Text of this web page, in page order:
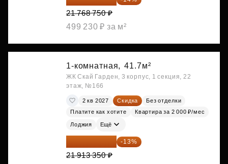
21 768 750 ₽
499 230 ₽ за м²
1-комнатная, 41.7м²
ЖК Скай Гарден, 3 корпус, 1 секция, 22
этаж, №166
2 кв 2027 Скидка
Без отделки
Платите как хотите
Квартира за 2 000 ₽/мес
Лоджия Ещё
19 064 615 ₽ -13%
21 913 350 ₽